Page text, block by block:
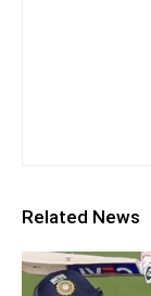
Related News